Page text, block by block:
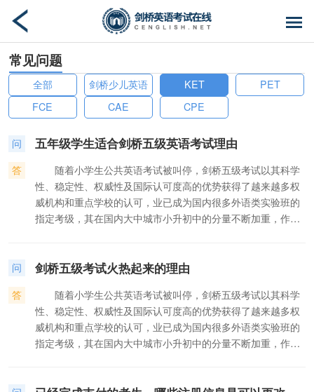
常见问题
全部 剑桥少儿英语 KET
PET
FCE
CAE CPE
问 五年级学生适合剑桥五级英语考试理由
答
随着小学生公共英语考试被叫停，剑桥五级考试以其科学
性、稳定性、权威性及国际认可度高的优势获得了越来越多权
威机构和重点学校的认可，业已成为国内很多外语类实验班的
指定考级，其在国内大中城市小升初中的分量不断加重，作用
学网络教育学院（简称北外网院）考点圆满结束，共有500多
桥英语五级考试的理念、作用、方法、技巧，以及相关的学习
项目和课程，北外网院青少部利用考试间隙，采取现场向家长
发放问卷的方式进行了问卷调查，共发放问卷近180份，回收
有效问卷165份。调查涉及剑桥英语五级考生的就读学校及年
问 剑桥五级考试火热起来的理由
答
随着小学生公共英语考试被叫停，剑桥五级考试以其科学
性、稳定性、权威性及国际认可度高的优势获得了越来越多权
威机构和重点学校的认可，业已成为国内很多外语类实验班的
指定考级，其在国内大中城市小升初中的分量不断加重，作用